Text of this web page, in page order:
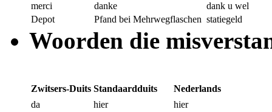
merci
danke
dank u wel
Depot
Pfand bei Mehrwegflaschen statiegeld
Woorden die
Zwitsers-Duits Standaardduits
Nederlands
da
hier
hier